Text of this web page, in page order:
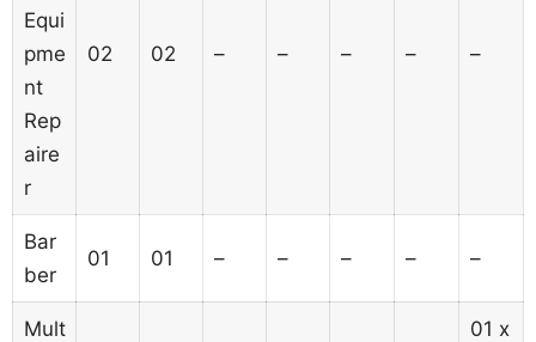
Equi
pme
nt
Rep
aire
r
02 02 – – – – –
Bar
ber
01 01 – – – – –
Mult
01 x